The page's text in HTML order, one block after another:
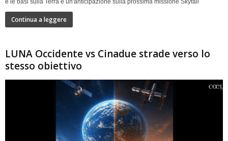
e le basi sulla Terra e un'anticipazione sulla prossima missione Skyfall
Continua a leggere
LUNA Occidente vs Cinadue strade verso lo
stesso obiettivo